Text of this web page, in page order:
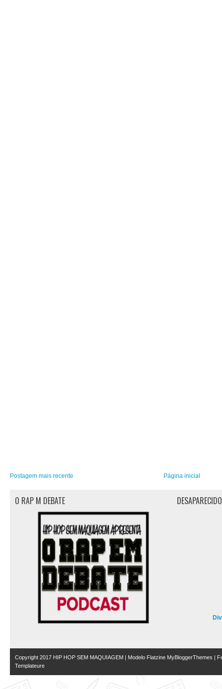
Postagem mais recente Página inicial
O RAP M DEBATE
Copyright 2017 HIP HOP SEM MAQUIAGEM | Modelo Flatzine MyBloggerThemes |
Templateure